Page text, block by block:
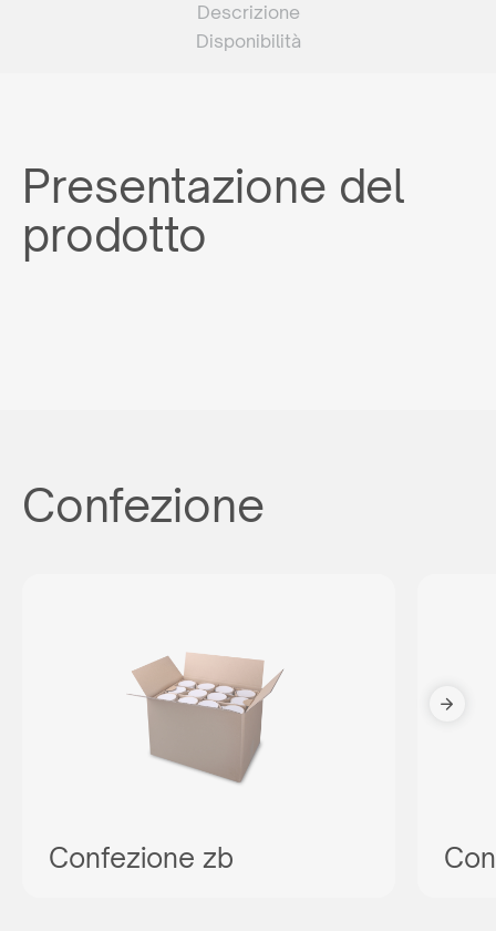
Descrizione
Disponibilità
Presentazione del
prodotto
Confezione
Confezione zb